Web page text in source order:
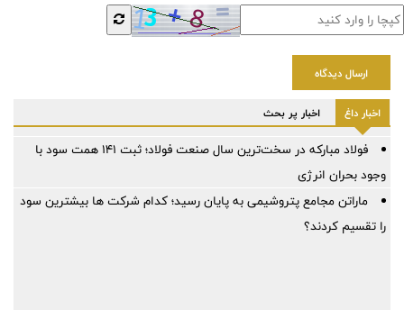
ارسال دیدگاه
اخبار داغ اخبار پر بحث
فولاد مبارکه در سخت‌ترین سال صنعت فولاد؛ ثبت ۱۴۱ همت سود با
وجود بحران انرژی
ماراتن مجامع پتروشیمی به پایان رسید؛ کدام شرکت ها بیشترین سود
را تقسیم کردند؟